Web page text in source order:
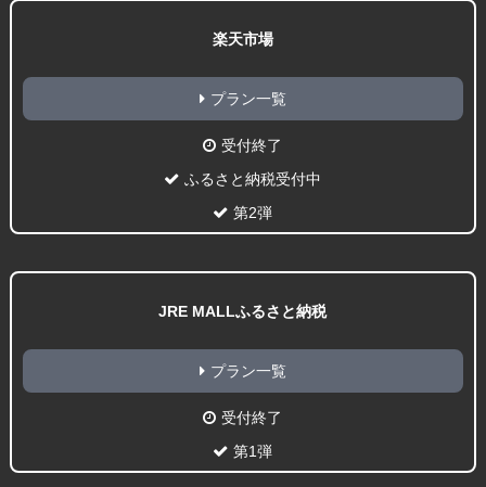
楽天市場
プラン一覧
受付終了
ふるさと納税受付中
第2弾
JRE MALLふるさと納税
プラン一覧
受付終了
第1弾